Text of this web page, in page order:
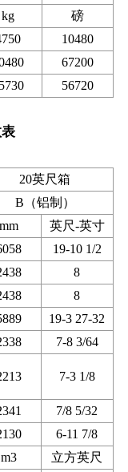
kg
磅
10480
67200
56720
20英尺箱
B（铝制）
mm 英尺-英寸
19-10 1/2
8
8
19-3 27-32
7-8 3/64
7-3 1/8
7/8 5/32
6-11 7/8
m3
立方英尺